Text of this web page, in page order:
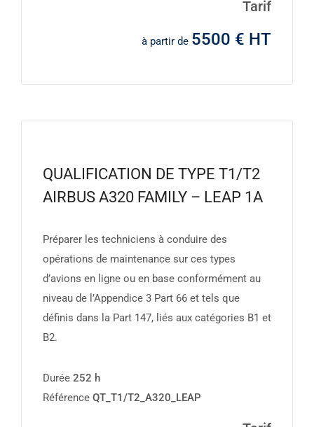
Tarif
à partir de 5500 € HT
QUALIFICATION DE TYPE T1/T2
AIRBUS A320 FAMILY – LEAP 1A
Préparer les techniciens à conduire des
opérations de maintenance sur ces types
d’avions en ligne ou en base conformément au
niveau de l’Appendice 3 Part 66 et tels que
définis dans la Part 147, liés aux catégories B1 et
B2.
Durée 252 h
Référence QT_T1/T2_A320_LEAP